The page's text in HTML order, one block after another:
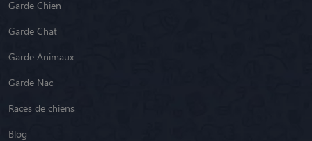
Garde Chien
Garde Chat
Garde Animaux
Garde Nac
Races de chiens
Blog